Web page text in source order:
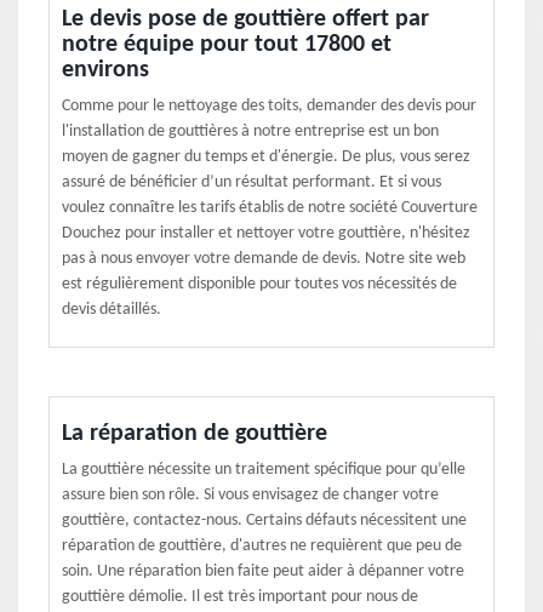
Le devis pose de gouttière offert par
notre équipe pour tout 17800 et
environs
Comme pour le nettoyage des toits, demander des devis pour
l'installation de gouttières à notre entreprise est un bon
moyen de gagner du temps et d'énergie. De plus, vous serez
assuré de bénéficier d’un résultat performant. Et si vous
voulez connaître les tarifs établis de notre société Couverture
Douchez pour installer et nettoyer votre gouttière, n'hésitez
pas à nous envoyer votre demande de devis. Notre site web
est régulièrement disponible pour toutes vos nécessités de
devis détaillés.
La réparation de gouttière
La gouttière nécessite un traitement spécifique pour qu’elle
assure bien son rôle. Si vous envisagez de changer votre
gouttière, contactez-nous. Certains défauts nécessitent une
réparation de gouttière, d'autres ne requièrent que peu de
soin. Une réparation bien faite peut aider à dépanner votre
gouttière démolie. Il est très important pour nous de